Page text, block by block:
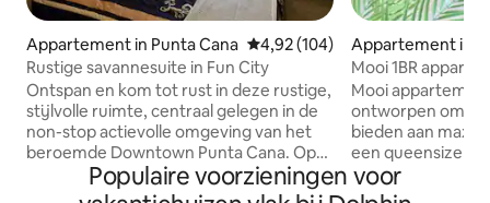
Appartement in Punta Cana Gemiddelde beoordeling van
4,92 (104)
Rustige savannesuite in Fun City
Ontspan en kom tot rust in deze rustige,
stijlvolle ruimte, centraal gelegen in de
non-stop actievolle omgeving van het
beroemde Downtown Punta Cana. Op
loopafstand van restaurants en
supermarkten en slechts 15 minuten
Appartement in
Mooi 1BR
van Punta Cana~
Mooi
ontworpen om
bieden aan
een queensize
matras. Het
gekozen
Populaire voorzieningen voor